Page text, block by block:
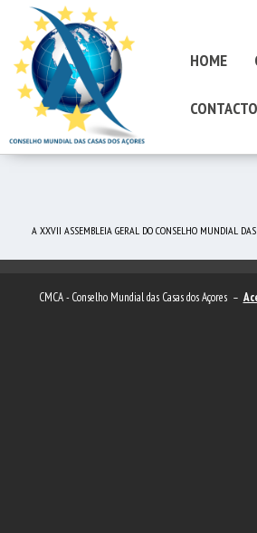
HOME
A XXVII ASSEMBLEIA GERAL DO CONSELHO MUNDIAL
CMCA - Conselho Mundial das Casas dos Açores –